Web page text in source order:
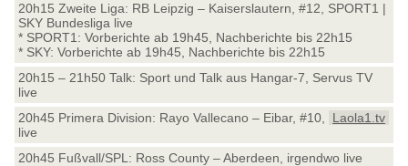
20h15 Zweite Liga: RB Leipzig – Kaiserslautern, #12, SPORT1 |
SKY Bundesliga live
* SPORT1: Vorberichte ab 19h45, Nachberichte bis 22h15
* SKY: Vorberichte ab 19h45, Nachberichte bis 22h15
20h15 – 21h50 Talk: Sport und Talk aus Hangar-7, Servus TV
live
20h45 Primera Division: Rayo Vallecano – Eibar, #10,
Laola1.tv
live
20h45 Fußvall/SPL: Ross County – Aberdeen, irgendwo live